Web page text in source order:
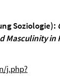
Soziologie):
Masculinity in
j.php?